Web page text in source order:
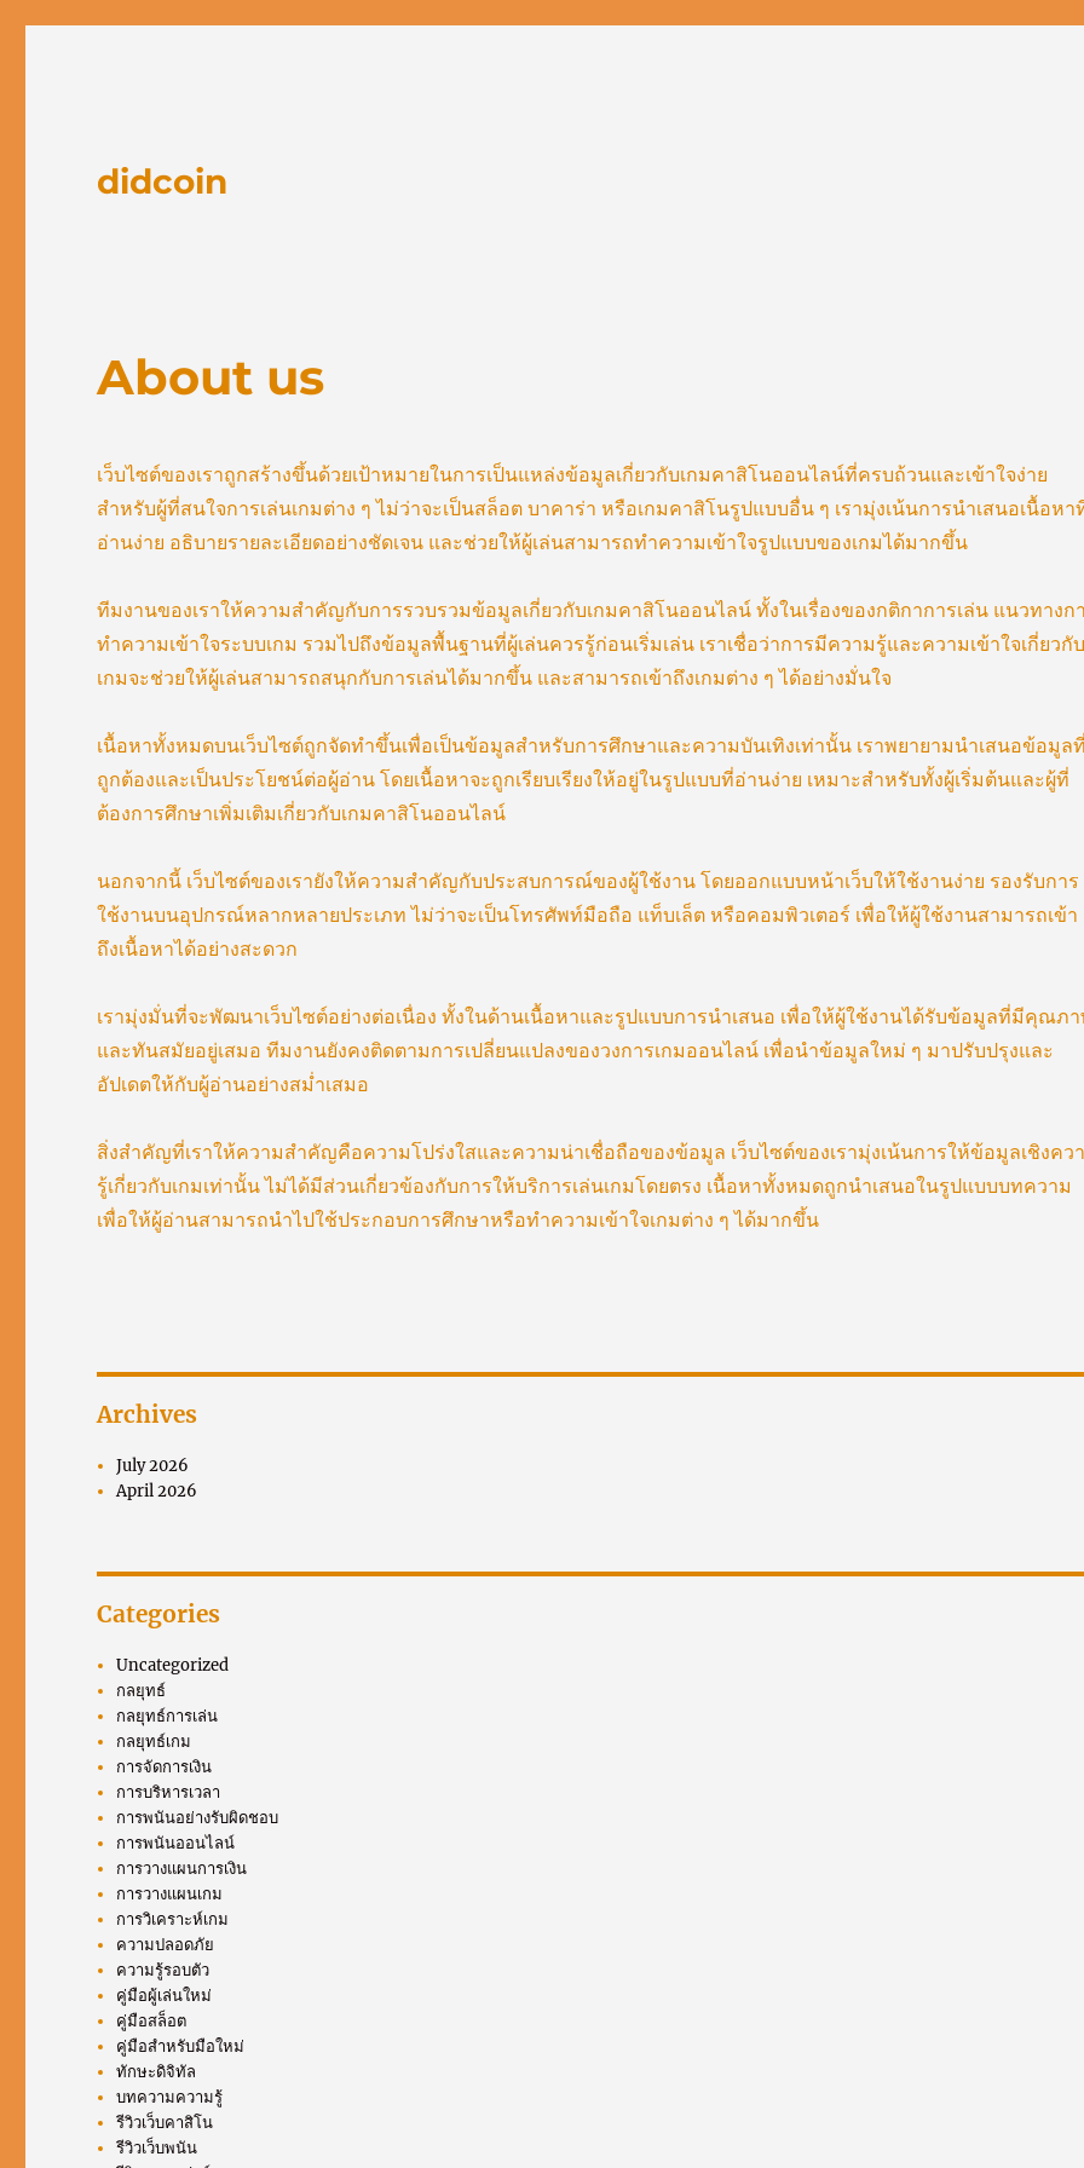
didcoin
About us
เว็บไซต์ของเราถูกสร้างขึ้นด้วยเป้าหมายในการเป็นแหล่งข้อมูลเกี่ยวกับเกมคาสิโนออนไลน์ที่ครบถ้วนและเข้าใจง่าย
สำหรับผู้ที่สนใจการเล่นเกมต่าง ๆ ไม่ว่าจะเป็นสล็อต บาคาร่า หรือเกมคาสิโนรูปแบบอื่น ๆ เรามุ่งเน้นการนำเสนอเนื้อหา
อ่านง่าย อธิบายรายละเอียดอย่างชัดเจน และช่วยให้ผู้เล่นสามารถทำความเข้าใจรูปแบบของเกมได้มากขึ้น
ทีมงานของเราให้ความสำคัญกับการรวบรวมข้อมูลเกี่ยวกับเกมคาสิโนออนไลน์ ทั้งในเรื่องของกติกาการเล่น แนวทางก
ทำความเข้าใจระบบเกม รวมไปถึงข้อมูลพื้นฐานที่ผู้เล่นควรรู้ก่อนเริ่มเล่น เราเชื่อว่าการมีความรู้และความเข้าใจเกี่ยวกั
เกมจะช่วยให้ผู้เล่นสามารถสนุกกับการเล่นได้มากขึ้น และสามารถเข้าถึงเกมต่าง ๆ ได้อย่างมั่นใจ
เนื้อหาทั้งหมดบนเว็บไซต์ถูกจัดทำขึ้นเพื่อเป็นข้อมูลสำหรับการศึกษาและความบันเทิงเท่านั้น เราพยายามนำเสนอข้อมูล
ถูกต้องและเป็นประโยชน์ต่อผู้อ่าน โดยเนื้อหาจะถูกเรียบเรียงให้อยู่ในรูปแบบที่อ่านง่าย เหมาะสำหรับทั้งผู้เริ่มต้นและผู้ที่
ต้องการศึกษาเพิ่มเติมเกี่ยวกับเกมคาสิโนออนไลน์
นอกจากนี้ เว็บไซต์ของเรายังให้ความสำคัญกับประสบการณ์ของผู้ใช้งาน โดยออกแบบหน้าเว็บให้ใช้งานง่าย รองรับการ
ใช้งานบนอุปกรณ์หลากหลายประเภท ไม่ว่าจะเป็นโทรศัพท์มือถือ แท็บเล็ต หรือคอมพิวเตอร์ เพื่อให้ผู้ใช้งานสามารถเข้า
ถึงเนื้อหาได้อย่างสะดวก
เรามุ่งมั่นที่จะพัฒนาเว็บไซต์อย่างต่อเนื่อง ทั้งในด้านเนื้อหาและรูปแบบการนำเสนอ เพื่อให้ผู้ใช้งานได้รับข้อมูลที่มีคุณภ
และทันสมัยอยู่เสมอ ทีมงานยังคงติดตามการเปลี่ยนแปลงของวงการเกมออนไลน์ เพื่อนำข้อมูลใหม่ ๆ มาปรับปรุงและ
อัปเดตให้กับผู้อ่านอย่างสม่ำเสมอ
สิ่งสำคัญที่เราให้ความสำคัญคือความโปร่งใสและความน่าเชื่อถือของข้อมูล เว็บไซต์ของเรามุ่งเน้นการให้ข้อมูลเชิงคว
รู้เกี่ยวกับเกมเท่านั้น ไม่ได้มีส่วนเกี่ยวข้องกับการให้บริการเล่นเกมโดยตรง เนื้อหาทั้งหมดถูกนำเสนอในรูปแบบบทความ
เพื่อให้ผู้อ่านสามารถนำไปใช้ประกอบการศึกษาหรือทำความเข้าใจเกมต่าง ๆ ได้มากขึ้น
Archives
July 2026
April 2026
Categories
Uncategorized
กลยุทธ์
กลยุทธ์การเล่น
กลยุทธ์เกม
การจัดการเงิน
การบริหารเวลา
การพนันอย่างรับผิดชอบ
การพนันออนไลน์
การวางแผนการเงิน
การวางแผนเกม
การวิเคราะห์เกม
ความปลอดภัย
ความรู้รอบตัว
คู่มือผู้เล่นใหม่
คู่มือสล็อต
คู่มือสำหรับมือใหม่
ทักษะดิจิทัล
บทความความรู้
รีวิวเว็บคาสิโน
รีวิวเว็บพนัน